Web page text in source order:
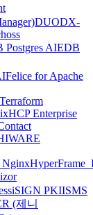
DUODX-
Postgres AIEDB
Felice for Apache
HCP Enterprise
iSIGN PKIISMS
(제니